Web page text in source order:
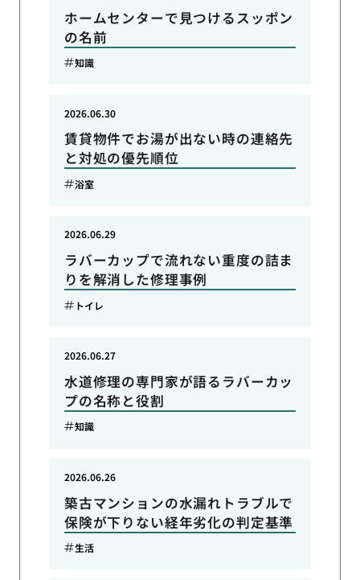
ホームセンターで見つけるスッポン
の名前
知識
賃貸物件でお湯が出ない時の連絡先
と対処の優先順位
2026.06.30
浴室
ラバーカップで流れない重度の詰ま
りを解消した修理事例
2026.06.29
トイレ
水道修理の専門家が語るラバーカッ
プの名称と役割
2026.06.27
知識
築古マンションの水漏れトラブルで
保険が下りない経年劣化の判定基準
2026.06.26
生活